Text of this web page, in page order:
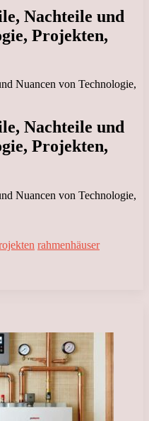
Nachteile und
Projekten,
Nuancen von Technologie,
Nachteile und
Projekten,
Nuancen von Technologie,
rahmenhäuser